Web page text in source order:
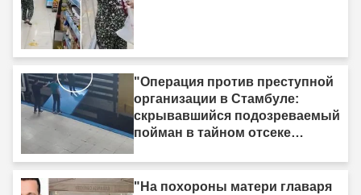
"Операция против преступной
организации в Стамбуле:
скрывавшийся подозреваемый
пойман в тайном отсеке
"На похороны матери главаря